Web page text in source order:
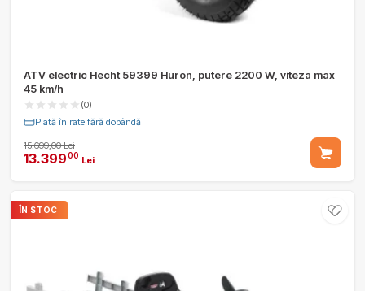
ATV electric Hecht 59399 Huron, putere 2200 W, viteza max
45 km/h
(0)
Plată în rate fără dobândă
15.699,00 Lei
13.39900 Lei
ÎN STOC